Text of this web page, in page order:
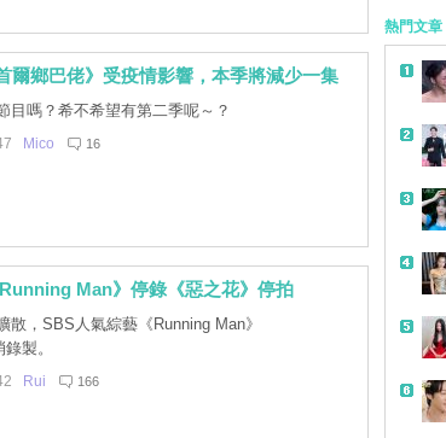
爾鄉巴佬》受疫情影響，本季將減少一集
嗎？希不希望有第二季呢～？
Mico 16
Man》停錄《惡之花》停拍
，SBS人氣綜藝《Running Man》
製。
Rui 166
熱門文章